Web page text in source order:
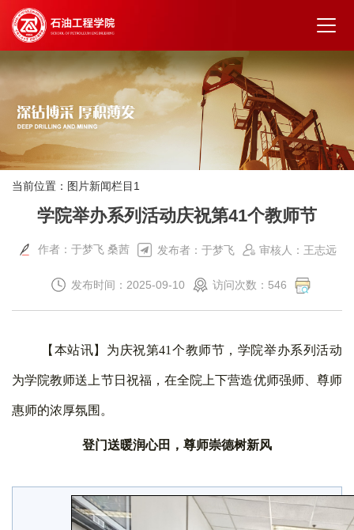
当前位置： 图片新闻栏目1
学院举办系列活动庆祝第41个教师节
作者：于梦飞 桑茜 发布者：于梦飞 审核人：王志远
发布时间：2025-09-10 访问次数： 546
【本站讯】为庆祝第41 个教师节，学院举办系列活动
为学院教师送上节日祝福，在全院上下营造优师强师、尊师
惠师的浓厚氛围。
登门送暖润心田，尊师崇德树新风